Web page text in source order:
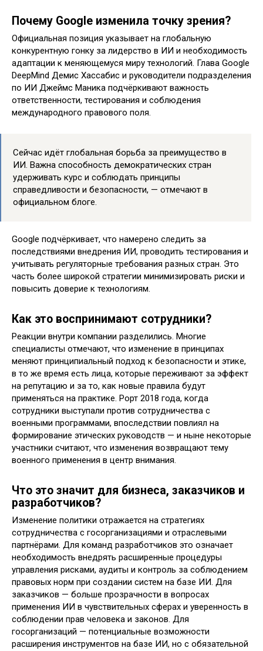
Почему Google изменила точку зрения?
Официальная позиция указывает на глобальную
конкурентную гонку за лидерство в ИИ и необходимость
адаптации к меняющемуся миру технологий. Глава Google
DeepMind Демис Хассабис и руководители подразделения
по ИИ Джеймс Маника подчёркивают важность
ответственности, тестирования и соблюдения
международного правового поля.
Сейчас идёт глобальная борьба за преимущество в
ИИ. Важна способность демократических стран
удерживать курс и соблюдать принципы
справедливости и безопасности, — отмечают в
официальном блоге.
Google подчёркивает, что намерено следить за
последствиями внедрения ИИ, проводить тестирования и
учитывать регуляторные требования разных стран. Это
часть более широкой стратегии минимизировать риски и
повысить доверие к технологиям.
Как это воспринимают сотрудники?
Реакции внутри компании разделились. Многие
специалисты отмечают, что изменение в принципах
меняют принципиальный подход к безопасности и этике,
в то же время есть лица, которые переживают за эффект
на репутацию и за то, как новые правила будут
применяться на практике. Рорт 2018 года, когда
сотрудники выступали против сотрудничества с
военными программами, впоследствии повлиял на
формирование этических руководств — и ныне некоторые
участники считают, что изменения возвращают тему
военного применения в центр внимания.
Что это значит для бизнеса, заказчиков и
разработчиков?
Изменение политики отражается на стратегиях
сотрудничества с госорганизациями и отраслевыми
партнёрами. Для команд разработчиков это означает
необходимость внедрять расширенные процедуры
управления рисками, аудиты и контроль за соблюдением
правовых норм при создании систем на базе ИИ. Для
заказчиков — больше прозрачности в вопросах
применения ИИ в чувствительных сферах и уверенность в
соблюдении прав человека и законов. Для
госорганизаций — потенциальные возможности
расширения инструментов на базе ИИ, но с обязательной